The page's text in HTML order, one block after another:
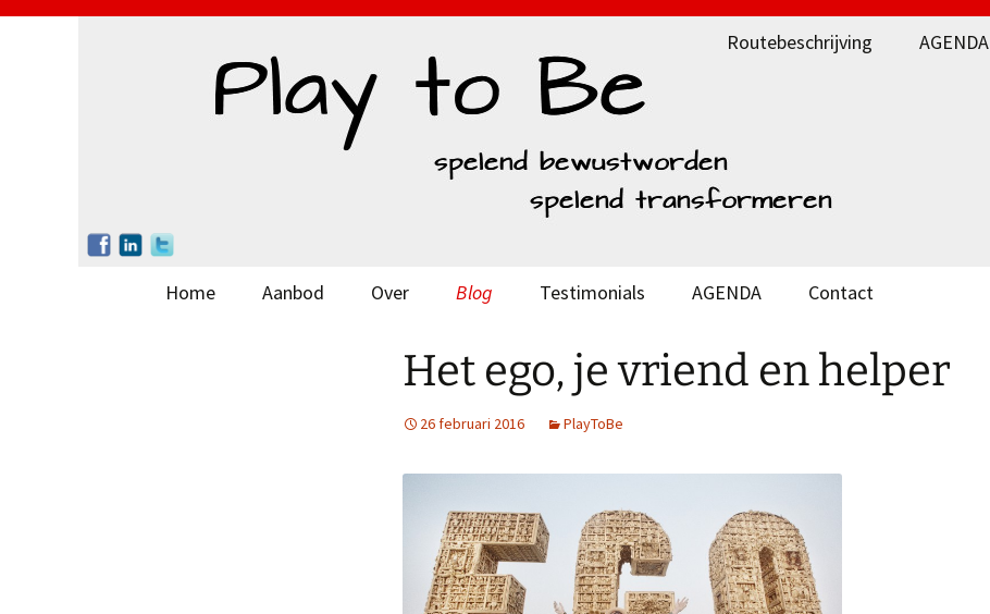
Routebeschrijving AGENDA
naarHome Aanbod Over Blog Testimonials AGENDA Contact
Het ego, je vriend en helper
26 februari 2016 PlayToBe